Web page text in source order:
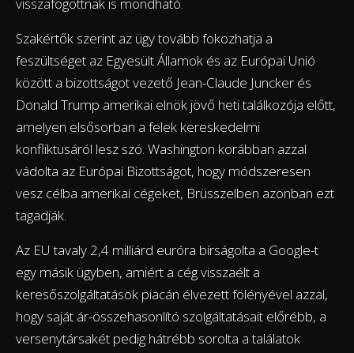
Szakértők szerint az ügy tovább fokozhatja a
feszültséget az Egyesült Államok és az Európai Unió
között a bizottságot vezető Jean-Claude Juncker és
Donald Trump amerikai elnök jövő heti találkozója előtt,
amelyen elsősorban a felek kereskedelmi
konfliktusáról lesz szó. Washington korábban azzal
vádolta az Európai Bizottságot, hogy módszeresen
vesz célba amerikai cégeket, Brüsszelben azonban ezt
tagadják.
Az EU tavaly 2,4 milliárd euróra bírságolta a Google-t
egy másik ügyben, amiért a cég visszaélt a
keresőszolgáltatások piacán élvezett fölényével azzal,
hogy saját ár-összehasonlító szolgáltatásait előrébb, a
versenytársakét pedig hátrébb sorolta a találatok